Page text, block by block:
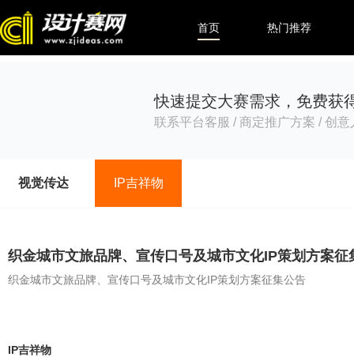
首页 热门推荐
快速提交大赛需求，免费获
联系平台客服 / 商定推广方案 / 创
视觉传达 IP吉祥物
织金城市文旅品牌、宣传口号及城市文化IP策划方案征
织金城市文旅品牌、宣传口号及城市文化IP策划方案征集公告
IP吉祥物